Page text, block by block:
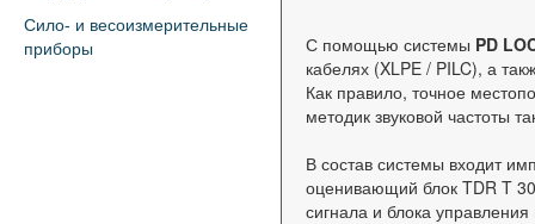
Сило- и весоизмерительные
приборы
С помощью системы PD
кабелях (XLPE / PILC), а
Как правило, точное
методик звуковой частоты
В состав системы входит
оценивающий блок TDR T
сигнала и блока